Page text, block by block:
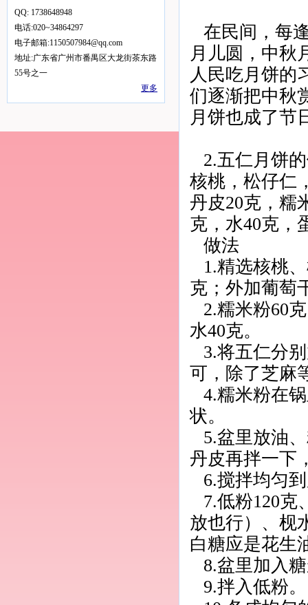
QQ: 1738648948
电话:020~34864297
电子邮箱:1150507984@qq.com
地址:广东省广州市番禺区大龙街茶东路
55号之一
更多
在民间，每
月儿圆，中秋
人民吃月饼的
们逐渐把中秋
月饼也成了节
2.五仁月饼
核桃，松仔仁
丹皮20克，糯
克，水40克，
做法
1.精选核桃
克；外加葡萄
2.糯米粉60
水40克。
3.将五仁分
可，除了芝麻
4.糯米粉在
状。
5.盆里放油
丹皮再拌一下
6.搅拌均匀
7.低粉120克
放也行）、枧
白糖应是花生
8.盆里加入
9.拌入低粉。